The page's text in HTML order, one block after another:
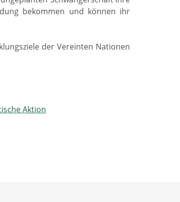
bekommen und können ihr
der Vereinten Nationen
Aktion